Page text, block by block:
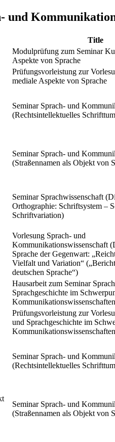
und
Title
Modulprüfung zum Seminar
Aspekte von Sprache
Prüfungsvorleistung zur
mediale Aspekte von Sprache
Seminar Sprach- und
(Rechtsintellektuelles
Seminar Sprach- und
(Straßennamen als Objekt von
Seminar Sprachwissenschaft
Orthographie: Schriftsystem –
Schriftvariation)
Vorlesung Sprach- und
Kommunikationswissenschaft
Sprache der Gegenwart:
Vielfalt und Variation“
deutschen Sprache“)
Hausarbeit zum Seminar
Sprachgeschichte im
Kommunikationswissenschaften
Prüfungsvorleistung zur
und Sprachgeschichte im
Kommunikationswissenschaften
Seminar Sprach- und
(Rechtsintellektuelles
Seminar Sprach- und
(Straßennamen als Objekt von